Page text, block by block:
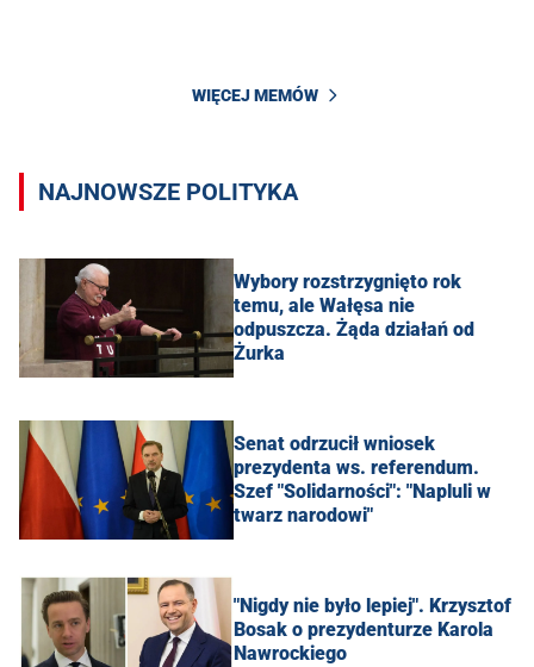
WIĘCEJ MEMÓW
NAJNOWSZE POLITYKA
Wybory rozstrzygnięto rok
temu, ale Wałęsa nie
odpuszcza. Żąda działań od
Żurka
Senat odrzucił wniosek
prezydenta ws. referendum.
Szef "Solidarności": "Napluli w
twarz narodowi"
"Nigdy nie było lepiej". Krzysztof
Bosak o prezydenturze Karola
Nawrockiego